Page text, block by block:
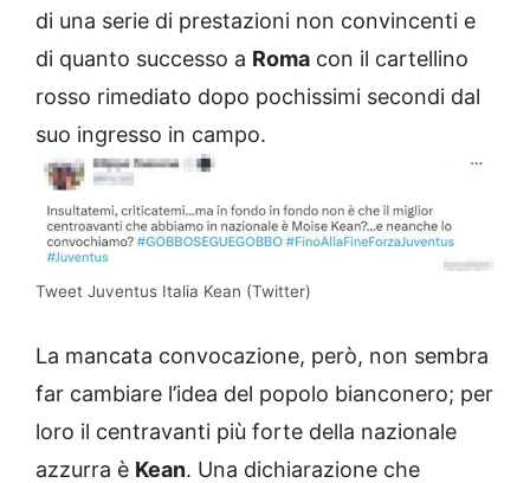
di una serie di prestazioni non convincenti e
di quanto successo a Roma con il cartellino
rosso rimediato dopo pochissimi secondi dal
suo ingresso in campo.
Tweet Juventus Italia Kean (Twitter)
La mancata convocazione, però, non sembra
far cambiare l’idea del popolo bianconero; per
loro il centravanti più forte della nazionale
azzurra è Kean. Una dichiarazione che